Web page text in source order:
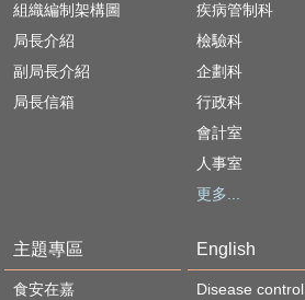
組織編制架構圖
局長介紹
副局長介紹
局長信箱
疾病管制科
檢驗科
企劃科
行政科
會計室
人事室
更多...
主題專區
食安在嘉
English
Disease